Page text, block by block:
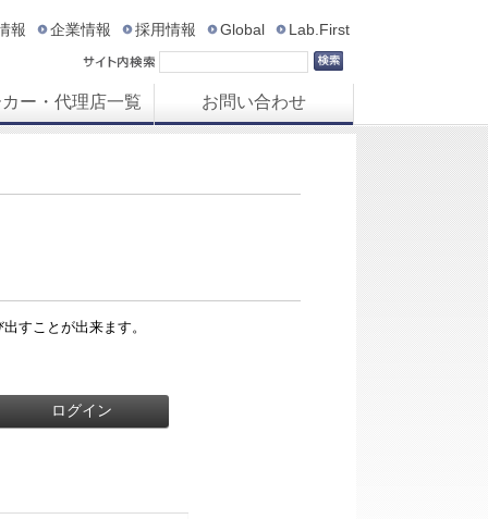
報 企業情報 採用情報 Global Lab.First
カー・代理店一覧 お問い合わせ
すことが出来ます。